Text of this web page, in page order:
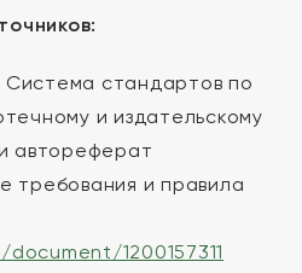
Система стандартов по
и издательскому
автореферат
требования и правила
1200157311